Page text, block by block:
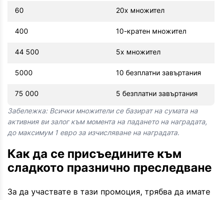
60 20x множител
400 10-кратен множител
44 500 5x множител
5000 10 безплатни завъртания
75 000 5 безплатни завъртания
Забележка: Всички множители се базират на сумата на
активния ви залог към момента на падането на наградата,
до максимум 1 евро за изчисляване на наградата.
Как да се присъедините към
сладкото празнично преследване
За да участвате в тази промоция, трябва да имате